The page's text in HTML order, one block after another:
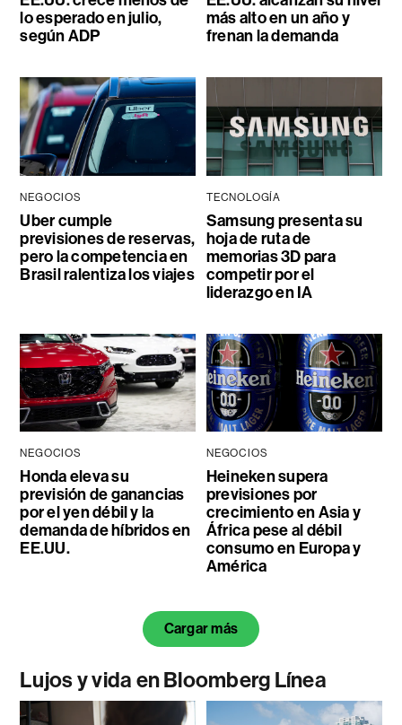
lo esperado en julio,
según ADP
más alto en un año y
frenan la demanda
NEGOCIOS
Uber cumple
previsiones de reservas,
pero la competencia en
Brasil ralentiza los viajes
TECNOLOGÍA
Samsung presenta su
hoja de ruta de
memorias 3D para
competir por el
liderazgo en IA
NEGOCIOS
Honda eleva su
previsión de ganancias
por el yen débil y la
demanda de híbridos en
EE.UU.
NEGOCIOS
Heineken supera
previsiones por
crecimiento en Asia y
África pese al débil
consumo en Europa y
América
Cargar más
Lujos y vida en Bloomberg Línea